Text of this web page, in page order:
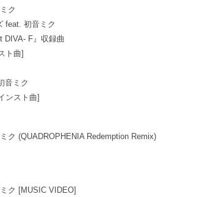
ク
feat. 初音ミク
F』収録曲
ト曲]
音ミク
ンスト曲]
ク (QUADROPHENIA Redemption Remix)
ク [MUSIC VIDEO]